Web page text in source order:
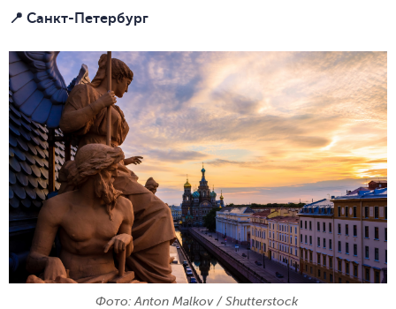
📍 Санкт-Петербург
Фото: Anton Malkov / Shutterstock